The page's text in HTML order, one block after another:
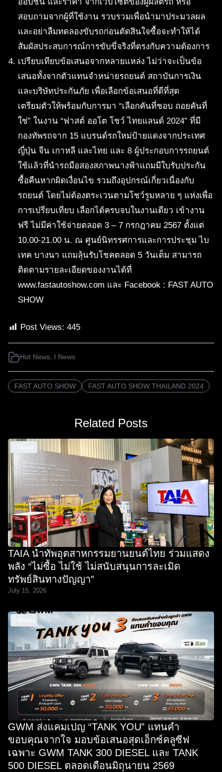
สอบถามจากผู้ที่ใช้งาน รวบรวมเพื่อนำมาประมวลผล
และอย่าลืมทดลองขับรถก่อนตัดสินใจซื้อจะทำให้ได้
สัมผัสประสบการณ์การขับขี่จริงที่ตรงกับความต้องการ
เปรียบเทียบข้อเสนอจากหลายแหล่ง ไม่ว่าจะเป็นข้อ
เสนอทั้งจากตัวแทนจำหน่ายรถยนต์ สถาบันการเงิน
และบริษัทประกันภัย เพื่อเลือกข้อเสนอที่ดีที่สุด
เตรียมตัวให้พร้อมกับการมา “เลือกคันที่ชอบ ถอยคันที่
ใช่” ในงาน “ฟาสต์ ออโต โชว์ ไทยแลนด์ 2024” ที่มี
กองทัพรถจาก 15 แบรนด์รถใหม่ป้ายแดงจากประเทศ
ญี่ปุ่น จีน เกาหลี และไทย และ 8 ผู้ประกอบการรถยนต์
ใช้แล้วที่นำรถมือสองสภาพนางฟ้าแถมมีใบรับประกัน
ซื้อคืนหากผิดเงื่อนไข รวมถึงอุปกรณ์เกี่ยวเนื่องกับ
รถยนต์ โดยไม่ต้องตระเวนตามโชว์รูมหลาย ๆ แห่งเพื่อ
การเปรียบเทียบ เลือกได้ครบจบในงานเดียว เข้างาน
ฟรี ไม่มีค่าใช้จ่ายตลอด 3 – 7 กรกฎาคม 2567 ตั้งแต่
10.00-21.00 น. ณ ศูนย์นิทรรศการและการประชุม ไบ
เทค บางนา แถมลุ้นรับโชคตลอด 5 วันเต็ม สามารถ
ติดตามรายละเอียดของงานได้ที่
www.fastautoshow.com และ Facebook : FAST AUTO
SHOW
Post Views: 445
Hot News I News
FAST AUTO SHOW FAST AUTO SHOW THAILAND 2024
Related Posts
I News
TAIA นำทัพอุตสาหกรรมยานยนต์ไทย ร่วมแสดง
พลัง “ไม่ซื้อ ไม่ใช้ ไม่สนับสนุนการละเมิด
ทรัพย์สินทางปัญญา”
July 15, 2026
I News
GWM ส่งแคมเปญ “TANK YOU” แทนคำ
ขอบคุณจากใจ มอบข้อเสนอสุดเอ็กซ์คลูซีฟ
เฉพาะ GWM TANK 300 DIESEL และ TANK
500 DIESEL ตลอดเดือนมิถุนายน 2569